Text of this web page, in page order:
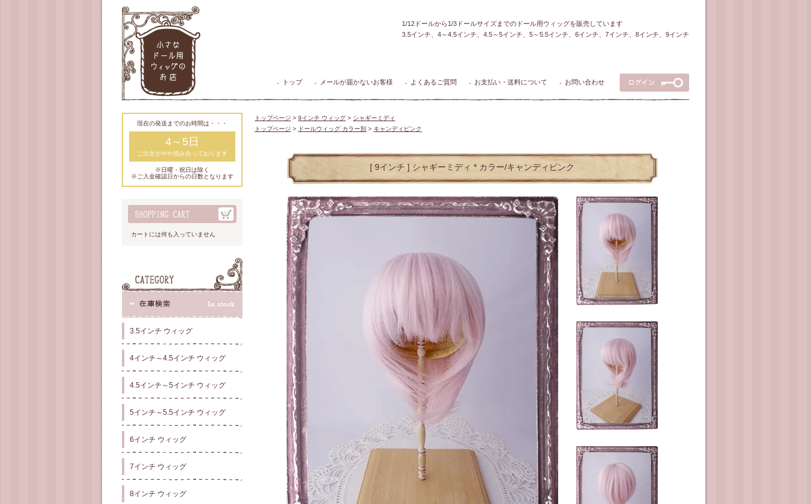
1/12ドールから1/3ドールサイズまでのドール用ウィッグを販売しています
3.5インチ、4～4.5インチ、4.5～5インチ、5～5.5インチ、6インチ、7インチ、8インチ、9インチ
● トップ ● メールが届かないお客様 ● よくあるご質問 ● お支払い・送料について ● お問い合わせ
現在の発送までのお時間は・・・
4～5日
ご注文がやや混み合っております
※日曜・祝日は除く
※ご入金確認日からの日数となります
カートには何も入っていません
3.5インチ ウィッグ
4インチ～4.5インチ ウィッグ
4.5インチ～5インチ ウィッグ
5インチ～5.5インチ ウィッグ
6インチ ウィッグ
7インチ ウィッグ
8インチ ウィッグ
トップページ > 9インチ ウィッグ > シャギーミディ
トップページ > ドールウィッグ カラー別 > キャンディピンク
[ 9インチ ] シャギーミディ * カラー/キャンディピンク